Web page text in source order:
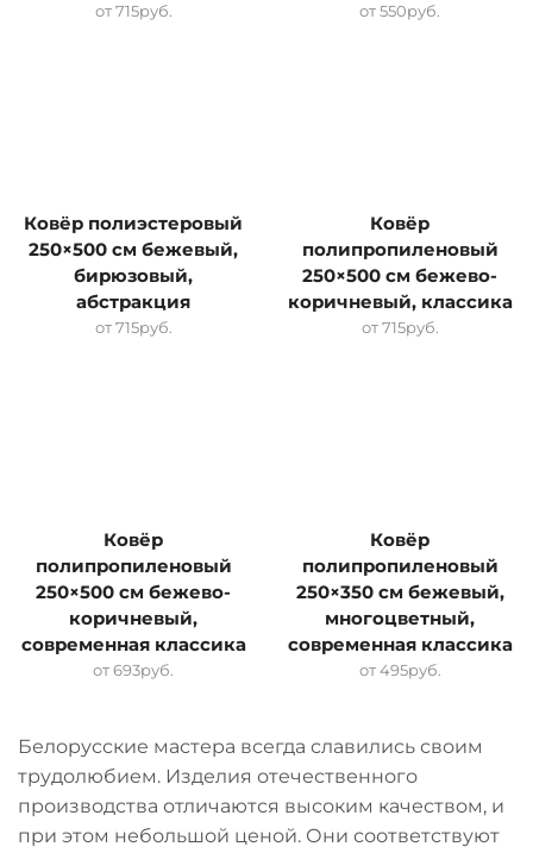
от715руб. от550руб.
Ковёр полиэстеровый
250×500 см бежевый,
бирюзовый,
абстракция
от715руб.
Ковёр
полипропиленовый
250×500 см бежево-
коричневый, классика
от715руб.
Ковёр
полипропиленовый
250×500 см бежево-
коричневый,
современная классика
от693руб.
Ковёр
полипропиленовый
250×350 см бежевый,
многоцветный,
современная классика
от495руб.
Белорусские мастера всегда славились своим
трудолюбием. Изделия отечественного
производства отличаются высоким качеством, и
при этом небольшой ценой. Они соответствуют